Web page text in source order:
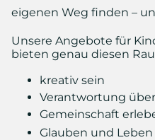
eigenen Weg finden –
Unsere Angebote für
bieten genau diesen
kreativ sein
Verantwortung
Gemeinschaft
Glauben und